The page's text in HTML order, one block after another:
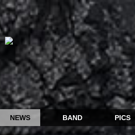
NEWS BAND PICS